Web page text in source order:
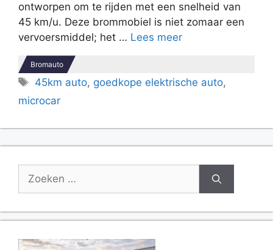
ontworpen om te rijden met een snelheid van
45 km/u. Deze brommobiel is niet zomaar een
vervoersmiddel; het … Lees meer
Bromauto
Tags
45km auto, goedkope elektrische auto,
microcar
Zoek